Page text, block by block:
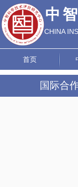
中
CHINA
首页
国际合